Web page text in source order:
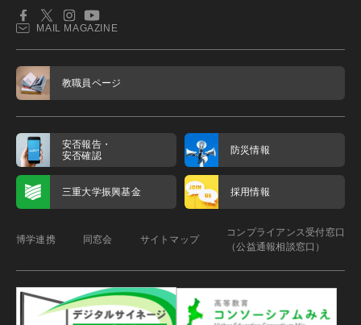
MAIL MAGAZINE
教職員ページ
安否報告・
安否確認
防災情報
三重大学振興基金 採用情報
博学連携 同窓会 サイトマップ
コンプライアンス受付窓口
（公益通報相談窓口）